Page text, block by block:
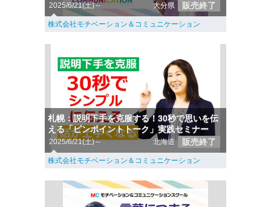
2025/6/21(土)～ 大分県 販売終了
株式会社モチベーション＆コミュニケーション
札幌：説明下手を克服する！30秒で思いを伝
える「ピンポイントトーク」実践セミナー
2025/6/21(土)～ 北海道 販売終了
株式会社モチベーション＆コミュニケーション